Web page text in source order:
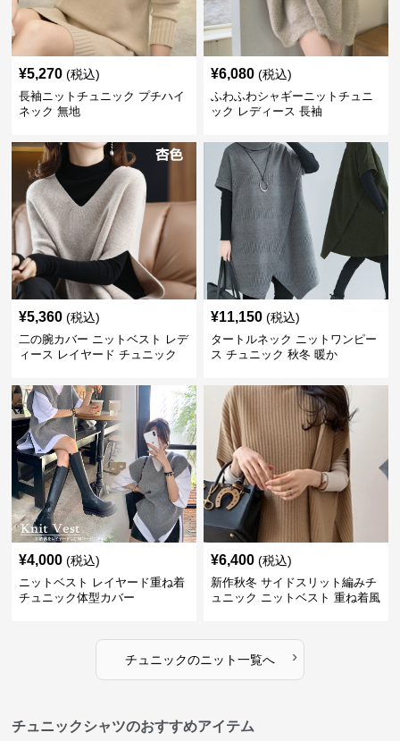
¥5,270 (税込)
長袖ニットチュニック プチハイ
ネック 無地
¥6,080 (税込)
ふわふわシャギーニットチュニ
ック レディース 長袖
¥5,360 (税込)
二の腕カバー ニットベスト レデ
ィース レイヤード チュニック
¥11,150 (税込)
タートルネック ニットワンピー
ス チュニック 秋冬 暖か
¥4,000 (税込)
ニットベスト レイヤード重ね着
チュニック体型カバー
¥6,400 (税込)
新作秋冬 サイドスリット編みチ
ュニック ニットベスト 重ね着風
チュニックのニット一覧へ ›
チュニックシャツのおすすめアイテム